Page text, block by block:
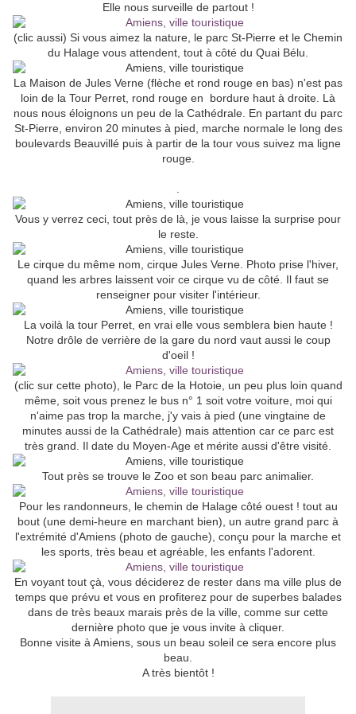
Elle nous surveille de partout !
(clic aussi) Si vous aimez la nature, le parc St-Pierre et le Chemin
du Halage vous attendent, tout à côté du Quai Bélu.
La Maison de Jules Verne (flèche et rond rouge en bas) n'est pas
loin de la Tour Perret, rond rouge en bordure haut à droite. Là
nous nous éloignons un peu de la Cathédrale. En partant du parc
St-Pierre, environ 20 minutes à pied, marche normale le long des
boulevards Beauvillé puis à partir de la tour vous suivez ma ligne
rouge.
Vous y verrez ceci, tout près de là, je vous laisse la surprise pour
le reste.
Le cirque du même nom, cirque Jules Verne. Photo prise l'hiver,
quand les arbres laissent voir ce cirque vu de côté. Il faut se
renseigner pour visiter l'intérieur.
La voilà la tour Perret, en vrai elle vous semblera bien haute !
Notre drôle de verrière de la gare du nord vaut aussi le coup
d'oeil !
(clic sur cette photo), le Parc de la Hotoie, un peu plus loin quand
même, soit vous prenez le bus n° 1 soit votre voiture, moi qui
n'aime pas trop la marche, j'y vais à pied (une vingtaine de
minutes aussi de la Cathédrale) mais attention car ce parc est
très grand. Il date du Moyen-Age et mérite aussi d'être visité.
Tout près se trouve le Zoo et son beau parc animalier.
Pour les randonneurs, le chemin de Halage côté ouest ! tout au
bout (une demi-heure en marchant bien), un autre grand parc à
l'extrémité d'Amiens (photo de gauche), conçu pour la marche et
les sports, très beau et agréable, les enfants l'adorent.
En voyant tout çà, vous déciderez de rester dans ma ville plus de
temps que prévu et vous en profiterez pour de superbes balades
dans de très beaux marais près de la ville, comme sur cette
dernière photo que je vous invite à cliquer.
Bonne visite à Amiens, sous un beau soleil ce sera encore plus
beau.
A très bientôt !